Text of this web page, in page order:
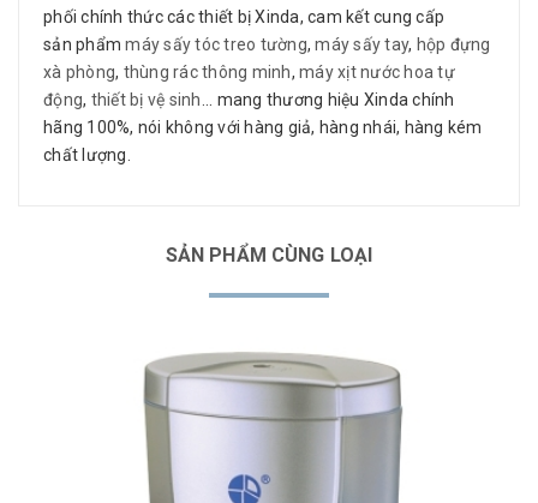
phối chính thức các thiết bị Xinda, cam kết cung cấp
sản phẩmmáy sấy tóc treo tường,máy sấy tay, hộp đựng
xà phòng, thùng rác thông minh, máy xịt nước hoa tự
động, thiết bị vệ sinh ... mang thương hiệu Xinda chính
hãng 100%, nói không với hàng giả, hàng nhái, hàng kém
chất lượng.
SẢN PHẨM CÙNG LOẠI